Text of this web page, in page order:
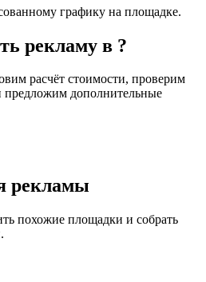
графику на площадке.
рекламу в ?
расчёт стоимости, проверим
предложим дополнительные
рекламы
похожие площадки и собрать